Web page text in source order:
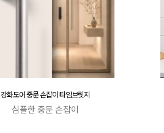
강화도어 중문 손잡이 타임브릿지
심플한 중문 손잡이